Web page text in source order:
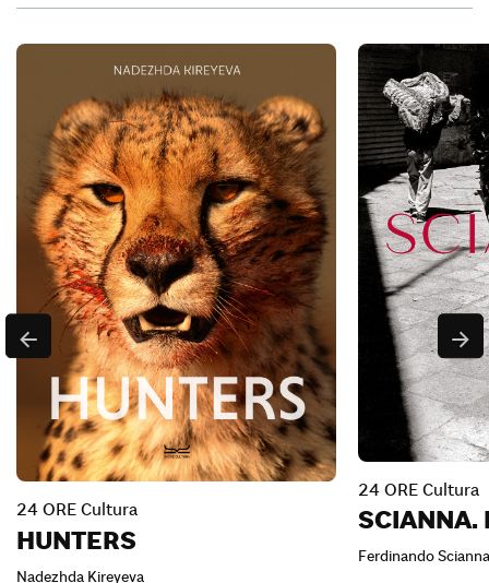
24 ORE Cultura
HUNTERS
Nadezhda Kireyeva
24 ORE Cultura
SCIANNA.
Ferdinando Scianna